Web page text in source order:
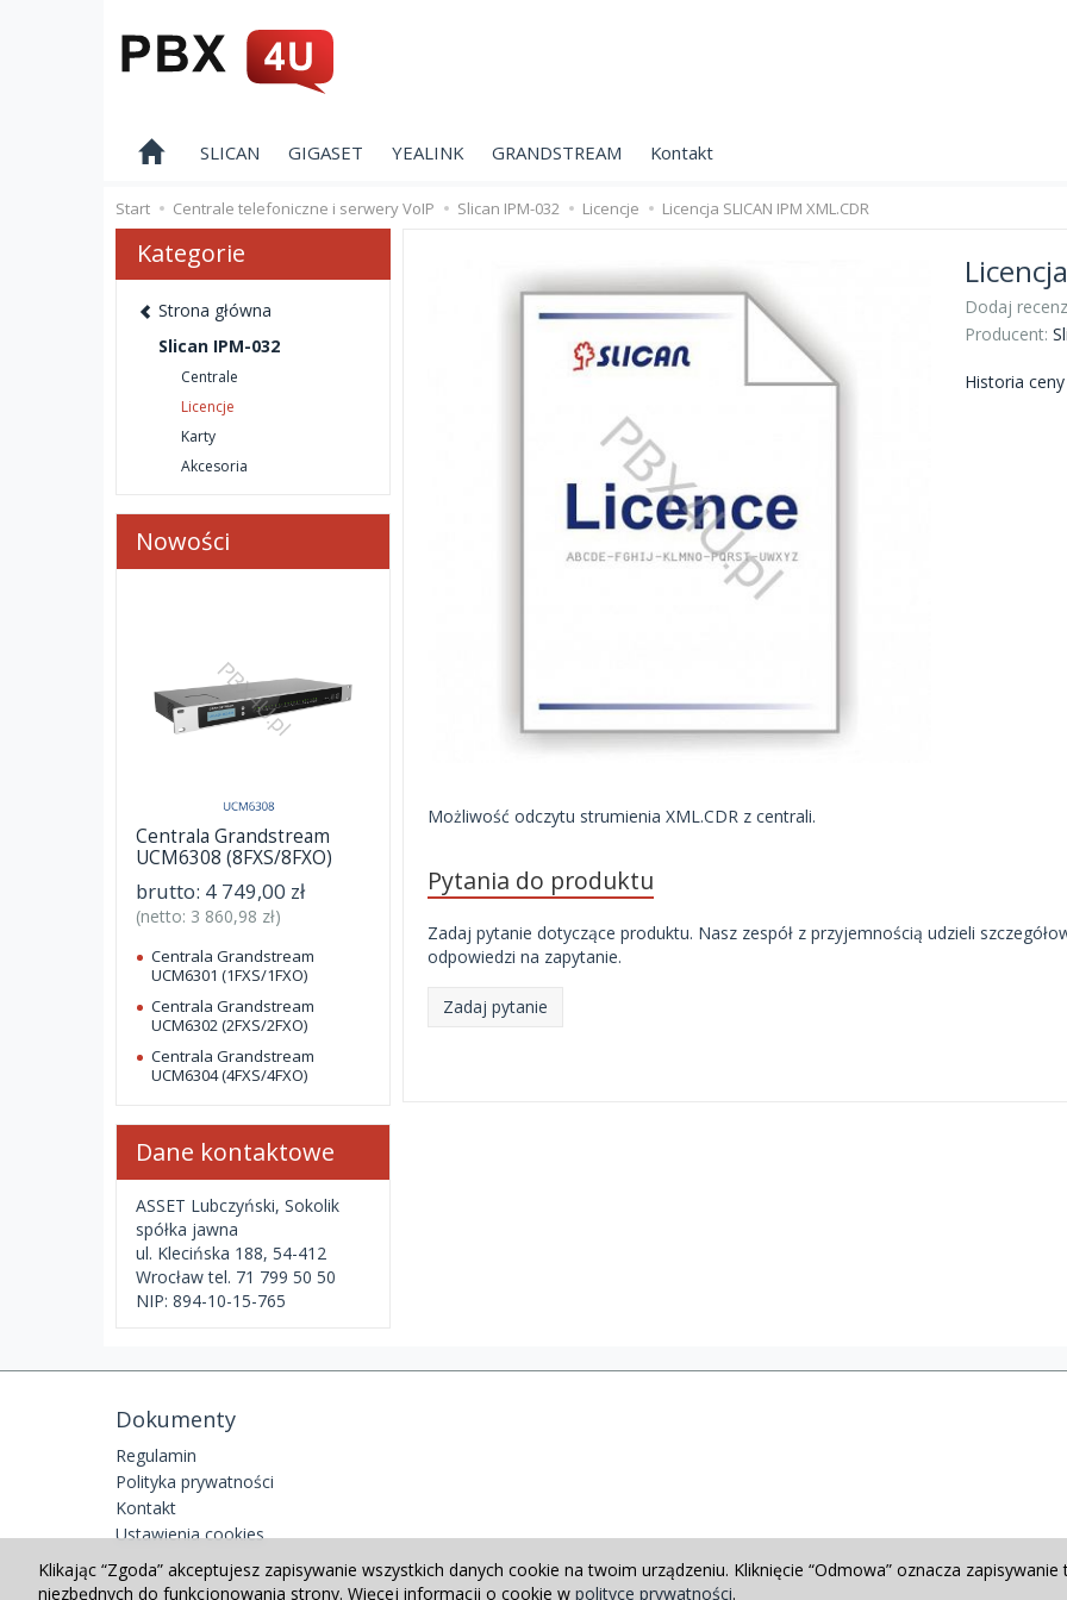
SLICAN GIGASET YEALINK GRANDSTREAM Kontakt
Start Centrale telefoniczne i serwery VoIP Slican IPM-032 Licencje Licencja SLICAN IPM XML.CDR
Dodaj
Producent:
Historia
Możliwość odczytu strumienia XML.CDR z centrali.
Pytania do produktu
Zadaj pytanie dotyczące produktu. Nasz zespół z przyjemnością udzieli
odpowiedzi na zapytanie.
Zadaj pytanie
Kategorie
Strona główna
Slican IPM-032
Centrale
Licencje
Karty
Akcesoria
Nowości
Centrala Grandstream
UCM6308 (8FXS/8FXO)
brutto: 4 749,00 zł
(netto: 3 860,98 zł)
Centrala Grandstream
UCM6301 (1FXS/1FXO)
Centrala Grandstream
UCM6302 (2FXS/2FXO)
Centrala Grandstream
UCM6304 (4FXS/4FXO)
Dane kontaktowe
ASSET Lubczyński, Sokolik
spółka jawna
ul. Klecińska 188, 54-412
Wrocław tel. 71 799 50 50
NIP: 894-10-15-765
Dokumenty
Regulamin
Polityka prywatności
Kontakt
Ustawienia cookies
Klikając “Zgoda” akceptujesz zapisywanie wszystkich danych cookie na twoim urządzeniu. Kliknięcie “Odmowa” oznacza zapisywanie
niezbędnych do funkcjonowania strony. Więcej informacji o cookie w polityce prywatności.